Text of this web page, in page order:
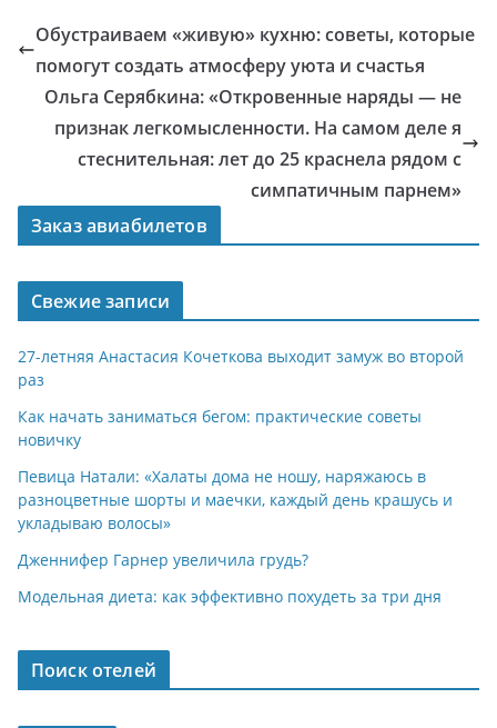
Обустраиваем «живую» кухню: советы, которые
помогут создать атмосферу уюта и счастья
Ольга Серябкина: «Откровенные наряды — не
признак легкомысленности. На самом деле я
стеснительная: лет до 25 краснела рядом с
симпатичным парнем»
Заказ авиабилетов
Свежие записи
27-летняя Анастасия Кочеткова выходит замуж во второй
раз
Как начать заниматься бегом: практические советы
новичку
Певица Натали: «Халаты дома не ношу, наряжаюсь в
разноцветные шорты и маечки, каждый день крашусь и
укладываю волосы»
Дженнифер Гарнер увеличила грудь?
Модельная диета: как эффективно похудеть за три дня
Поиск отелей